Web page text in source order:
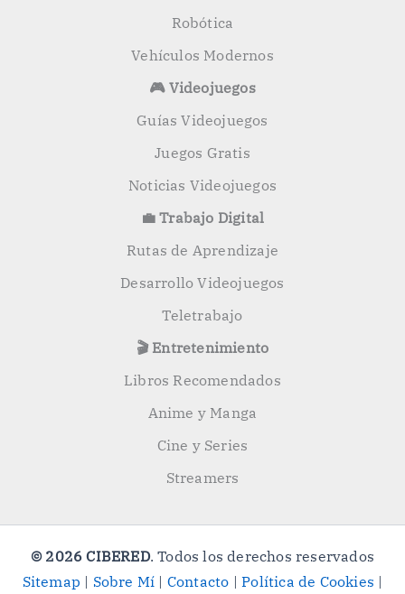
Robótica
Vehículos Modernos
🎮 Videojuegos
Guías Videojuegos
Juegos Gratis
Noticias Videojuegos
💼 Trabajo Digital
Rutas de Aprendizaje
Desarrollo Videojuegos
Teletrabajo
🎬 Entretenimiento
Libros Recomendados
Anime y Manga
Cine y Series
Streamers
© 2026 CIBERED. Todos los derechos reservados
Sitemap | Sobre Mí | Contacto |Política de Cookies |